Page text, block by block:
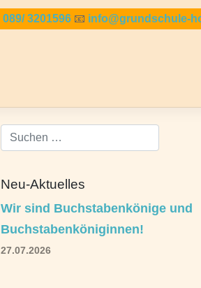
089/ 3201596 📧 info@grundschule-
Neu-Aktuelles
Wir sind Buchstabenkönige und
Buchstabenköniginnen!
27.07.2026